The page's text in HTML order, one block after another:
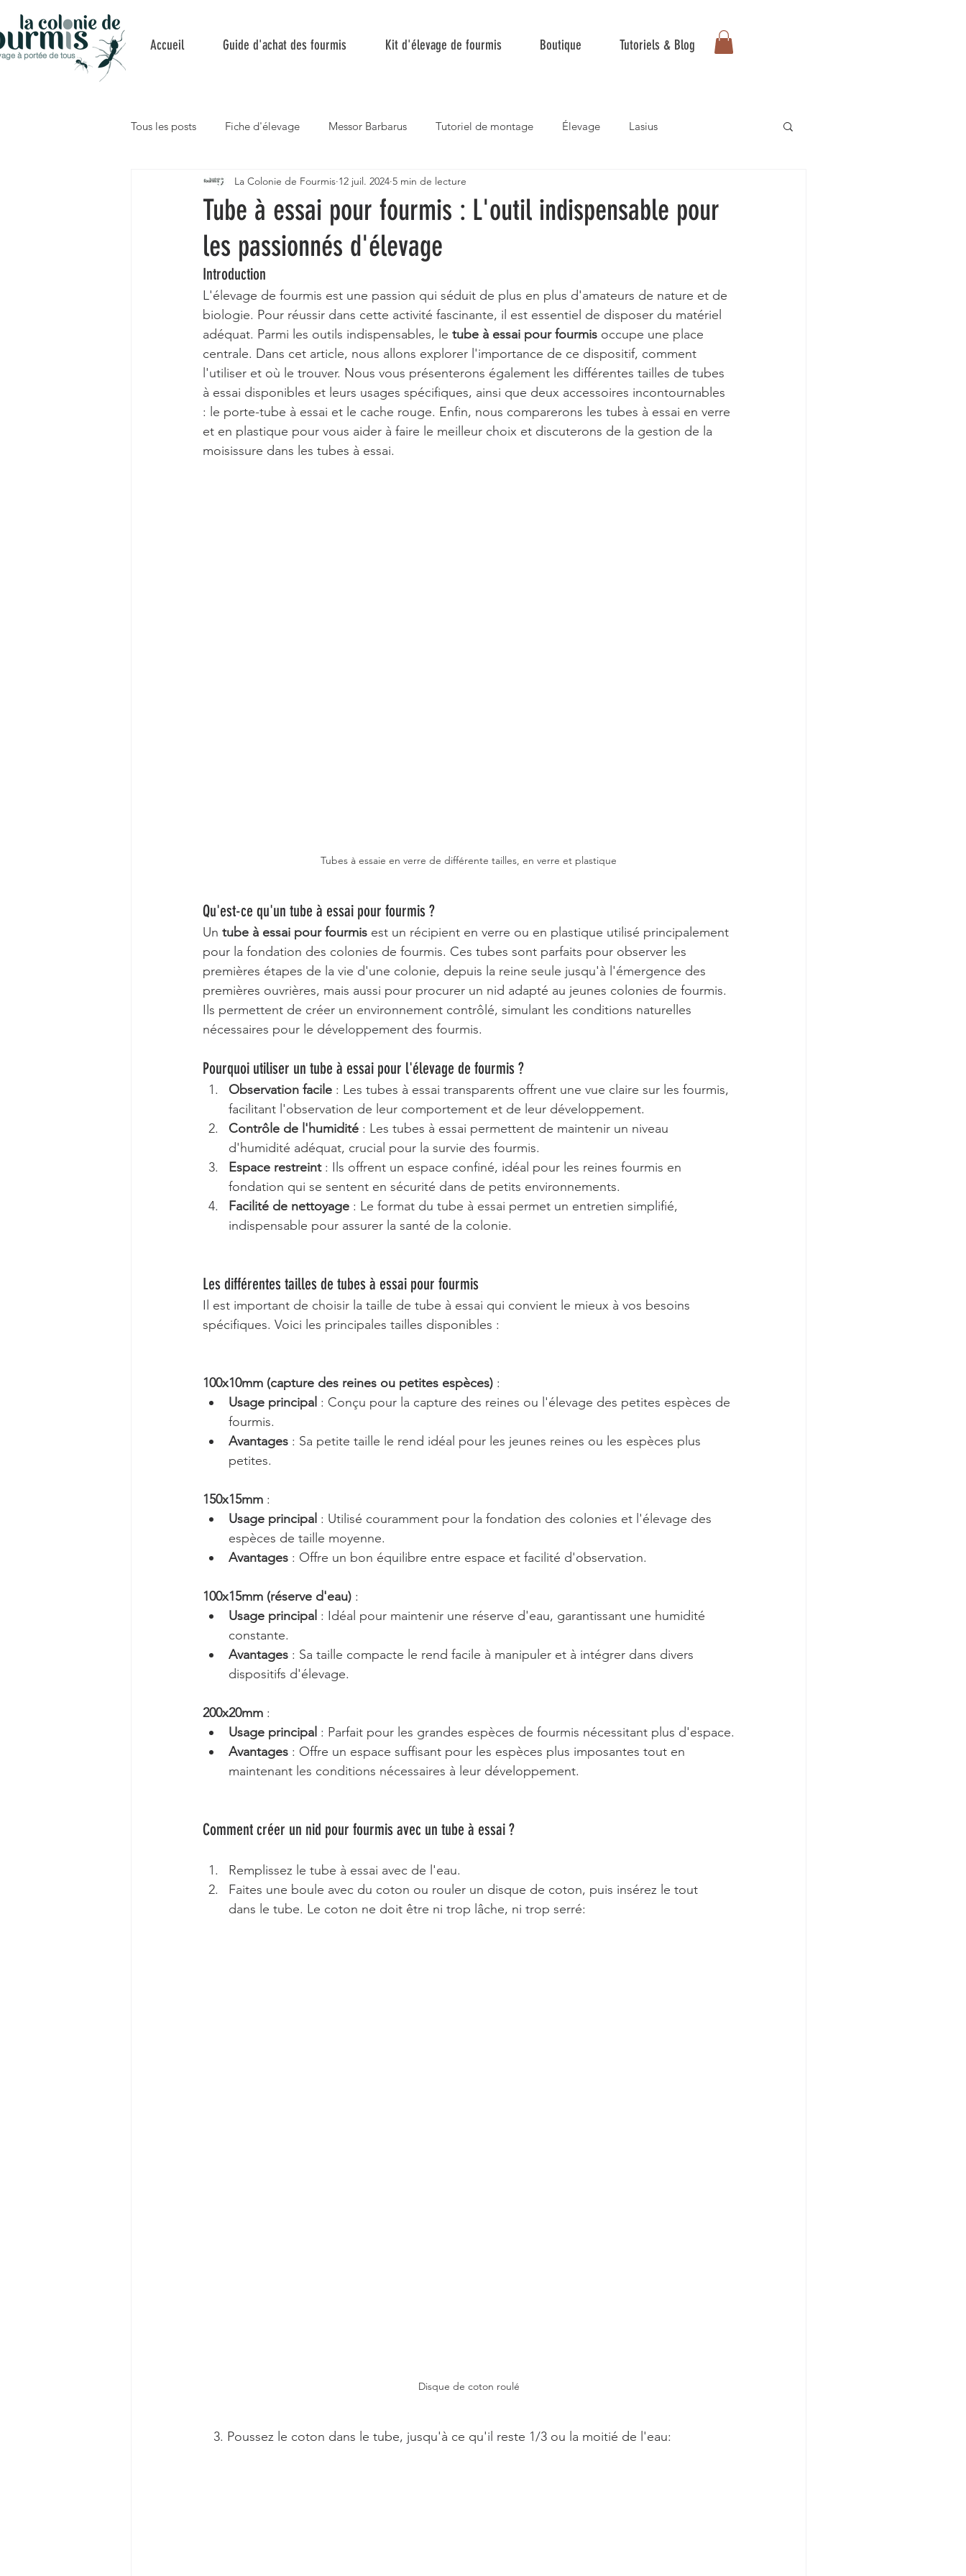
à portée de tous
Accueil Guide d'achat des fourmis Kit d'élevage de fourmis Boutique Tutoriels & Blog
Tous les posts Fiche d'élevage Messor Barbarus Tutoriel de montage Élevage Lasius
Camponotus nicobarensis Myrmica rubra Nourriture
Tube à essai pour fourmis : L'outil indispensable pour
les passionnés d'élevage
La Colonie de Fourmis 12 juil. 2024 5 min de lecture
Introduction
L'élevage de fourmis est une passion qui séduit de plus en plus d'amateurs de nature et de
biologie. Pour réussir dans cette activité fascinante, il est essentiel de disposer du matériel
adéquat. Parmi les outils indispensables, le tube à essai pour fourmis occupe une place
centrale. Dans cet article, nous allons explorer l'importance de ce dispositif, comment
l'utiliser et où le trouver. Nous vous présenterons également les différentes tailles de tubes
à essai disponibles et leurs usages spécifiques, ainsi que deux accessoires incontournables
: le porte-tube à essai et le cache rouge. Enfin, nous comparerons les tubes à essai en verre
et en plastique pour vous aider à faire le meilleur choix et discuterons de la gestion de la
moisissure dans les tubes à essai.
Tubes à essaie en verre de différente tailles, en verre et plastique
Qu'est-ce qu'un tube à essai pour fourmis ?
Un tube à essai pour fourmis est un récipient en verre ou en plastique utilisé principalement
pour la fondation des colonies de fourmis. Ces tubes sont parfaits pour observer les
premières étapes de la vie d'une colonie, depuis la reine seule jusqu'à l'émergence des
premières ouvrières, mais aussi pour procurer un nid adapté au jeunes colonies de fourmis.
Ils permettent de créer un environnement contrôlé, simulant les conditions naturelles
nécessaires pour le développement des fourmis.
Pourquoi utiliser un tube à essai pour l'élevage de fourmis ?
Observation facile : Les tubes à essai transparents offrent une vue claire sur les fourmis,
facilitant l'observation de leur comportement et de leur développement.
Contrôle de l'humidité : Les tubes à essai permettent de maintenir un niveau
d'humidité adéquat, crucial pour la survie des fourmis.
Espace restreint : Ils offrent un espace confiné, idéal pour les reines fourmis en
fondation qui se sentent en sécurité dans de petits environnements.
Facilité de nettoyage : Le format du tube à essai permet un entretien simplifié,
indispensable pour assurer la santé de la colonie.
Les différentes tailles de tubes à essai pour fourmis
Il est important de choisir la taille de tube à essai qui convient le mieux à vos besoins
spécifiques. Voici les principales tailles disponibles :
100x10mm (capture des reines ou petites espèces) :
Usage principal : Conçu pour la capture des reines ou l'élevage des petites espèces de
fourmis.
Avantages : Sa petite taille le rend idéal pour les jeunes reines ou les espèces plus
petites.
150x15mm :
Usage principal : Utilisé couramment pour la fondation des colonies et l'élevage des
espèces de taille moyenne.
Avantages : Offre un bon équilibre entre espace et facilité d'observation.
100x15mm (réserve d'eau) :
Usage principal : Idéal pour maintenir une réserve d'eau, garantissant une humidité
constante.
Avantages : Sa taille compacte le rend facile à manipuler et à intégrer dans divers
dispositifs d'élevage.
200x20mm :
Usage principal : Parfait pour les grandes espèces de fourmis nécessitant plus d'espace.
Avantages : Offre un espace suffisant pour les espèces plus imposantes tout en
maintenant les conditions nécessaires à leur développement.
Comment créer un nid pour fourmis avec un tube à essai ?
Remplissez le tube à essai avec de l'eau.
Faites une boule avec du coton ou rouler un disque de coton, puis insérez le tout
dans le tube. Le coton ne doit être ni trop lâche, ni trop serré:
Disque de coton roulé
   3. Poussez le coton dans le tube, jusqu'à ce qu'il reste 1/3 ou la moitié de l'eau: